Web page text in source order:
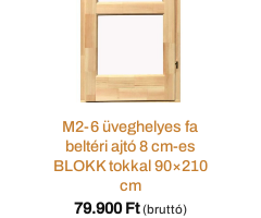
M2-6 üveghelyes fa
beltéri ajtó 8 cm-es
BLOKK tokkal 90×210
cm
79.900Ft (bruttó)